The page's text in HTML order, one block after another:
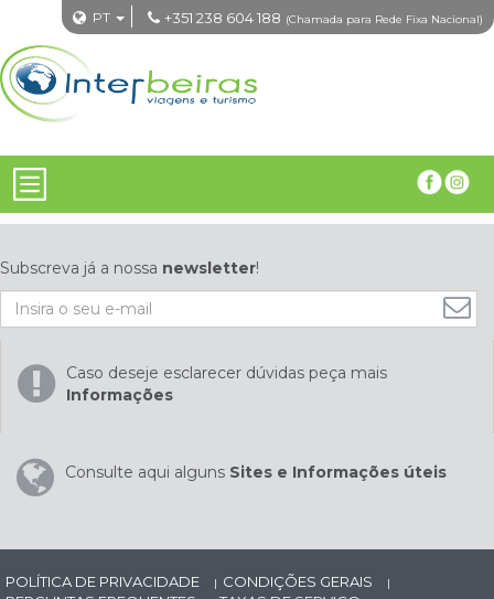
PT +351 238 604 188 (Chamada para Rede Fixa Nacional)
Subscreva já a nossa newsletter!
Caso deseje esclarecer dúvidas peça mais
Informações
Consulte aqui alguns Sites e Informações úteis
POLÍTICA DE PRIVACIDADE | CONDIÇÕES GERAIS |